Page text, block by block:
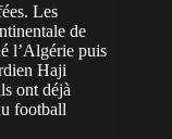
Les
de
l’Algérie puis
Haji
ont déjà
football